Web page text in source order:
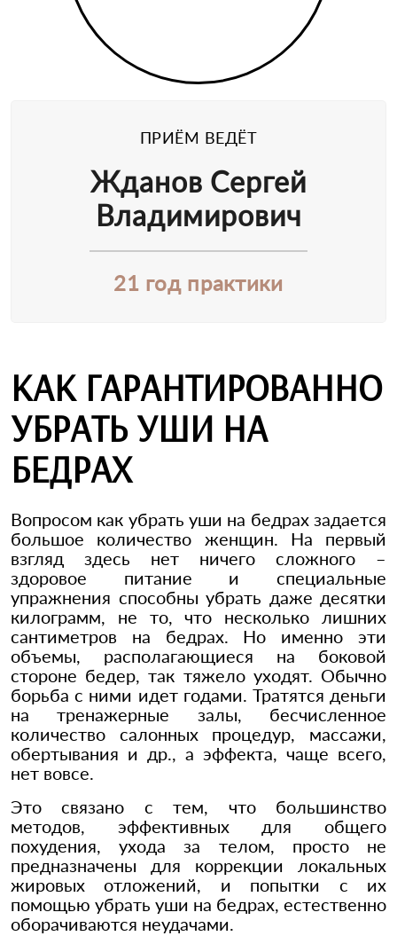
ПРИЁМ ВЕДЁТ
Жданов Сергей
Владимирович
21 год практики
КАК ГАРАНТИРОВАННО
УБРАТЬ УШИ НА
БЕДРАХ
Вопросом как убрать уши на бедрах задается
большое количество женщин. На первый
взгляд здесь нет ничего сложного –
здоровое питание и специальные
упражнения способны убрать даже десятки
килограмм, не то, что несколько лишних
сантиметров на бедрах. Но именно эти
объемы, располагающиеся на боковой
стороне бедер, так тяжело уходят. Обычно
борьба с ними идет годами. Тратятся деньги
на тренажерные залы, бесчисленное
количество салонных процедур, массажи,
обертывания и др., а эффекта, чаще всего,
нет вовсе.
Это связано с тем, что большинство
методов, эффективных для общего
похудения, ухода за телом, просто не
предназначены для коррекции локальных
жировых отложений, и попытки с их
помощью убрать уши на бедрах, естественно
оборачиваются неудачами.